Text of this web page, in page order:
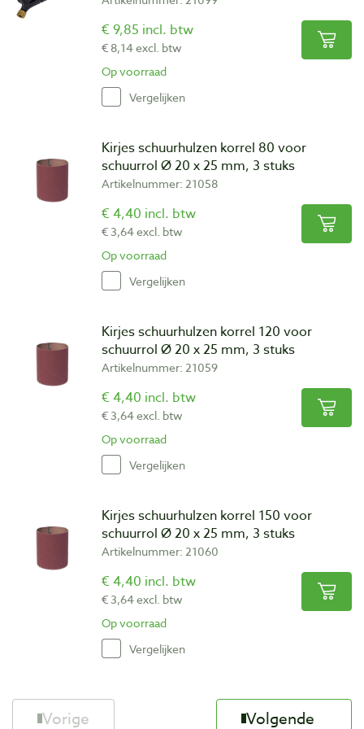
€ 9,85 incl. btw
€ 8,14 excl. btw
Op voorraad
Vergelijken
Kirjes schuurhulzen korrel 80 voor
schuurrol Ø 20 x 25 mm, 3 stuks
Artikelnummer: 21058
€ 4,40 incl. btw
€ 3,64 excl. btw
Op voorraad
Vergelijken
Kirjes schuurhulzen korrel 120 voor
schuurrol Ø 20 x 25 mm, 3 stuks
Artikelnummer: 21059
€ 4,40 incl. btw
€ 3,64 excl. btw
Op voorraad
Vergelijken
Kirjes schuurhulzen korrel 150 voor
schuurrol Ø 20 x 25 mm, 3 stuks
Artikelnummer: 21060
€ 4,40 incl. btw
€ 3,64 excl. btw
Op voorraad
Vergelijken
Vorige Volgende